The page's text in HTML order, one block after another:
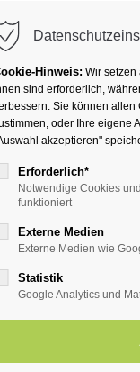
Ihr Heilbad
(Timeline)
Herz
Hinweis: Wir setzen
sind erforderlich,
Sie können allen
oder Ihre eigene
akzeptieren"
Erforderlich*
Notwendige Cookies
funktioniert
Externe Medien
Externe Medien wie
Statistik
Google Analytics und